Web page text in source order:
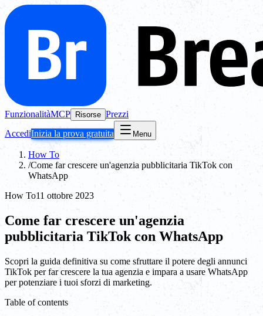
FunzionalitàMCP Risorse Prezzi
AccediInizia la prova gratuita Menu
How To
/Come far crescere un'agenzia pubblicitaria TikTok con
WhatsApp
How To11 ottobre 2023
Come far crescere un'agenzia
pubblicitaria TikTok con WhatsApp
Scopri la guida definitiva su come sfruttare il potere degli annunci
TikTok per far crescere la tua agenzia e impara a usare WhatsApp
per potenziare i tuoi sforzi di marketing.
Table of contents